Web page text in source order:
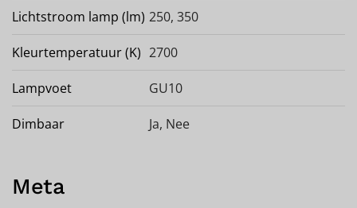
Lichtstroom lamp (lm) 250, 350
Kleurtemperatuur (K) 2700
Lampvoet GU10
Dimbaar Ja, Nee
Meta